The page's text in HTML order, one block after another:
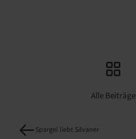
Alle Beiträge
Spargel liebt Silvaner